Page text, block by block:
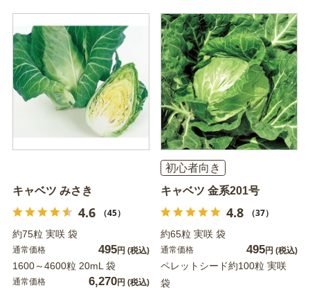
キャベツ みさき
4.6 （45）
約75粒 実咲 袋
通常価格 495円 (税込)
1600～4600粒 20mL 袋
通常価格 6,270円 (税込)
初心者向き
キャベツ 金系201号
4.8 （37）
約65粒 実咲 袋
通常価格 495円 (税込)
ペレットシード約100粒 実咲
袋